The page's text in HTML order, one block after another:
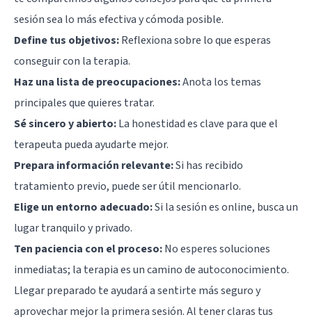
sesión sea lo más efectiva y cómoda posible.
Define tus objetivos:Reflexiona sobre lo que esperas
conseguir con la terapia.
Haz una lista de preocupaciones:Anota los temas
principales que quieres tratar.
Sé sincero y abierto:La honestidad es clave para que el
terapeuta pueda ayudarte mejor.
Prepara información relevante:Si has recibido
tratamiento previo, puede ser útil mencionarlo.
Elige un entorno adecuado:Si la sesión es online, busca un
lugar tranquilo y privado.
Ten paciencia con el proceso:No esperes soluciones
inmediatas; la terapia es un camino de autoconocimiento.
Llegar preparado te ayudará a sentirte más seguro y
aprovechar mejor la primera sesión. Al tener claras tus